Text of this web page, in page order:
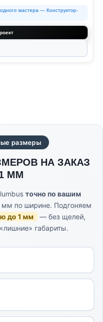
мастера — Конструктор-
размеры
НА ЗАКАЗ
ММ
точно по вашим
по ширине. Подгоняем
до 1 мм
— без щелей,
габариты.